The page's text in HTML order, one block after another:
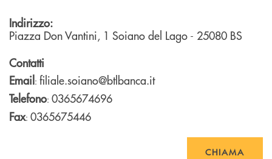
Indirizzo:
Piazza Don Vantini, 1 Soiano del Lago - 25080 BS
Contatti
Email : filiale.soiano@btlbanca.it
Telefono: 0365674696
Fax: 0365675446
CHIAMA